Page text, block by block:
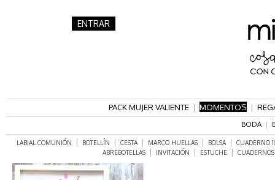
ENTRAR
PACK MUJER VALIENTE | MOMENTOS |
BODA|
LABIAL COMUNIÓN | BOTELLÍN | CESTA | MARCO HUELLAS | BOLSA|
CUADERNO
ABREBOTELLAS
| INVITACIÓN | ESTUCHE | CUADERNOS